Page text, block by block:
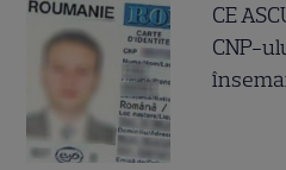
CE
CNP-